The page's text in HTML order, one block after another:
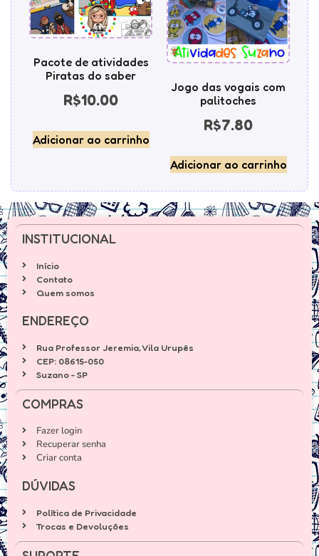
Pacote de atividades
Piratas do saber
R$10.00
Adicionar ao carrinho
Jogo das vogais com
palitoches
R$7.80
Adicionar ao carrinho
INSTITUCIONAL
Início
Contato
Quem somos
ENDEREÇO
Rua Professor Jeremia, Vila Urupês
CEP: 08615-050
Suzano - SP
COMPRAS
Fazer login
Recuperar senha
Criar conta
DÚVIDAS
Política de Privacidade
Trocas e Devoluções